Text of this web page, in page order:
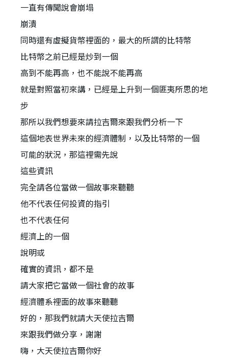
一直有傳聞說會崩塌
崩潰
同時還有虛擬貨幣裡面的，最大的所謂的比特幣
比特幣之前已經是炒到一個
高到不能再高，也不能說不能再高
就是對照當初來講，已經是上升到一個匪夷所思的地
步
那所以我們想要來請拉吉爾來跟我們分析一下
這個地表世界未來的經濟體制，以及比特幣的一個
可能的狀況，那這裡需先說
這些資訊
完全請各位當做一個故事來聽聽
他不代表任何投資的指引
也不代表任何
經濟上的一個
說明或
確實的資訊，都不是
請大家把它當做一個社會的故事
經濟體系裡面的故事來聽聽
好的，那我們就請大天使拉吉爾
來跟我們做分享，謝謝
嗨，大天使拉吉爾你好